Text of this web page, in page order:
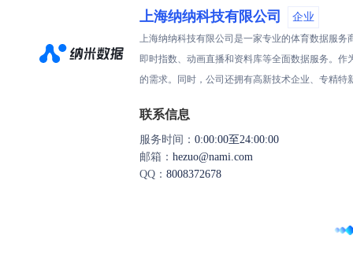
上海纳纳科技有限公司 企业
上海纳纳科技有限公司是一家专业的体育数据服
即时指数、动画直播和资料库等全面数据服务。
的需求。同时，公司还拥有高新技术企业、专精
联系信息
服务时间： 0:00:00至24:00:00
邮箱： hezuo@nami.com
QQ： 8008372678